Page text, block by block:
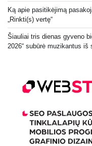
Ką apie pasitikėjimą
„Rinkti(s) vertę“
Šiauliai tris dienas gyveno
2026“ subūrė muzikantus